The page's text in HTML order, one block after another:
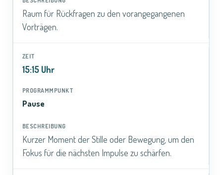
Raum für Rückfragen zu den vorangegangenen
Vorträgen.
15:15 Uhr
Pause
Kurzer Moment der Stille oder Bewegung, um den
Fokus für die nächsten Impulse zu schärfen.